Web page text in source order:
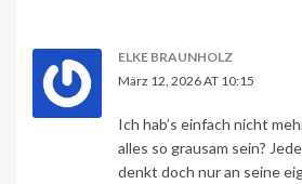
ELKE BRAUNHOLZ
März 12, 2026 AT 10:15
Ich hab’s einfach nicht
alles so grausam sein?
denkt doch nur an seine